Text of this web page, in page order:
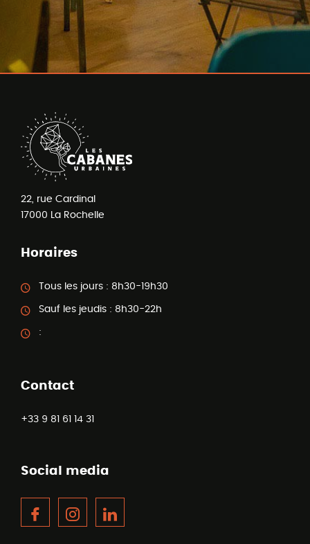
22, rue Cardinal
17000 La Rochelle
Horaires
Tous les jours : 8h30-19h30
Sauf les jeudis : 8h30-22h
:
Contact
+33 9 81 61 14 31
Social media
FacebookInstagram